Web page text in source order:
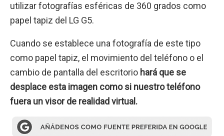
utilizar fotografías esféricas de 360 grados como
papel tapiz del LG G5.
Cuando se establece una fotografía de este tipo
como papel tapiz, el movimiento del teléfono o el
cambio de pantalla del escritorio hará que se
desplace esta imagen como si nuestro teléfono
fuera un visor de realidad virtual.